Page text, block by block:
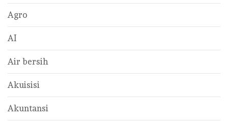
Agro
AI
Air bersih
Akuisisi
Akuntansi